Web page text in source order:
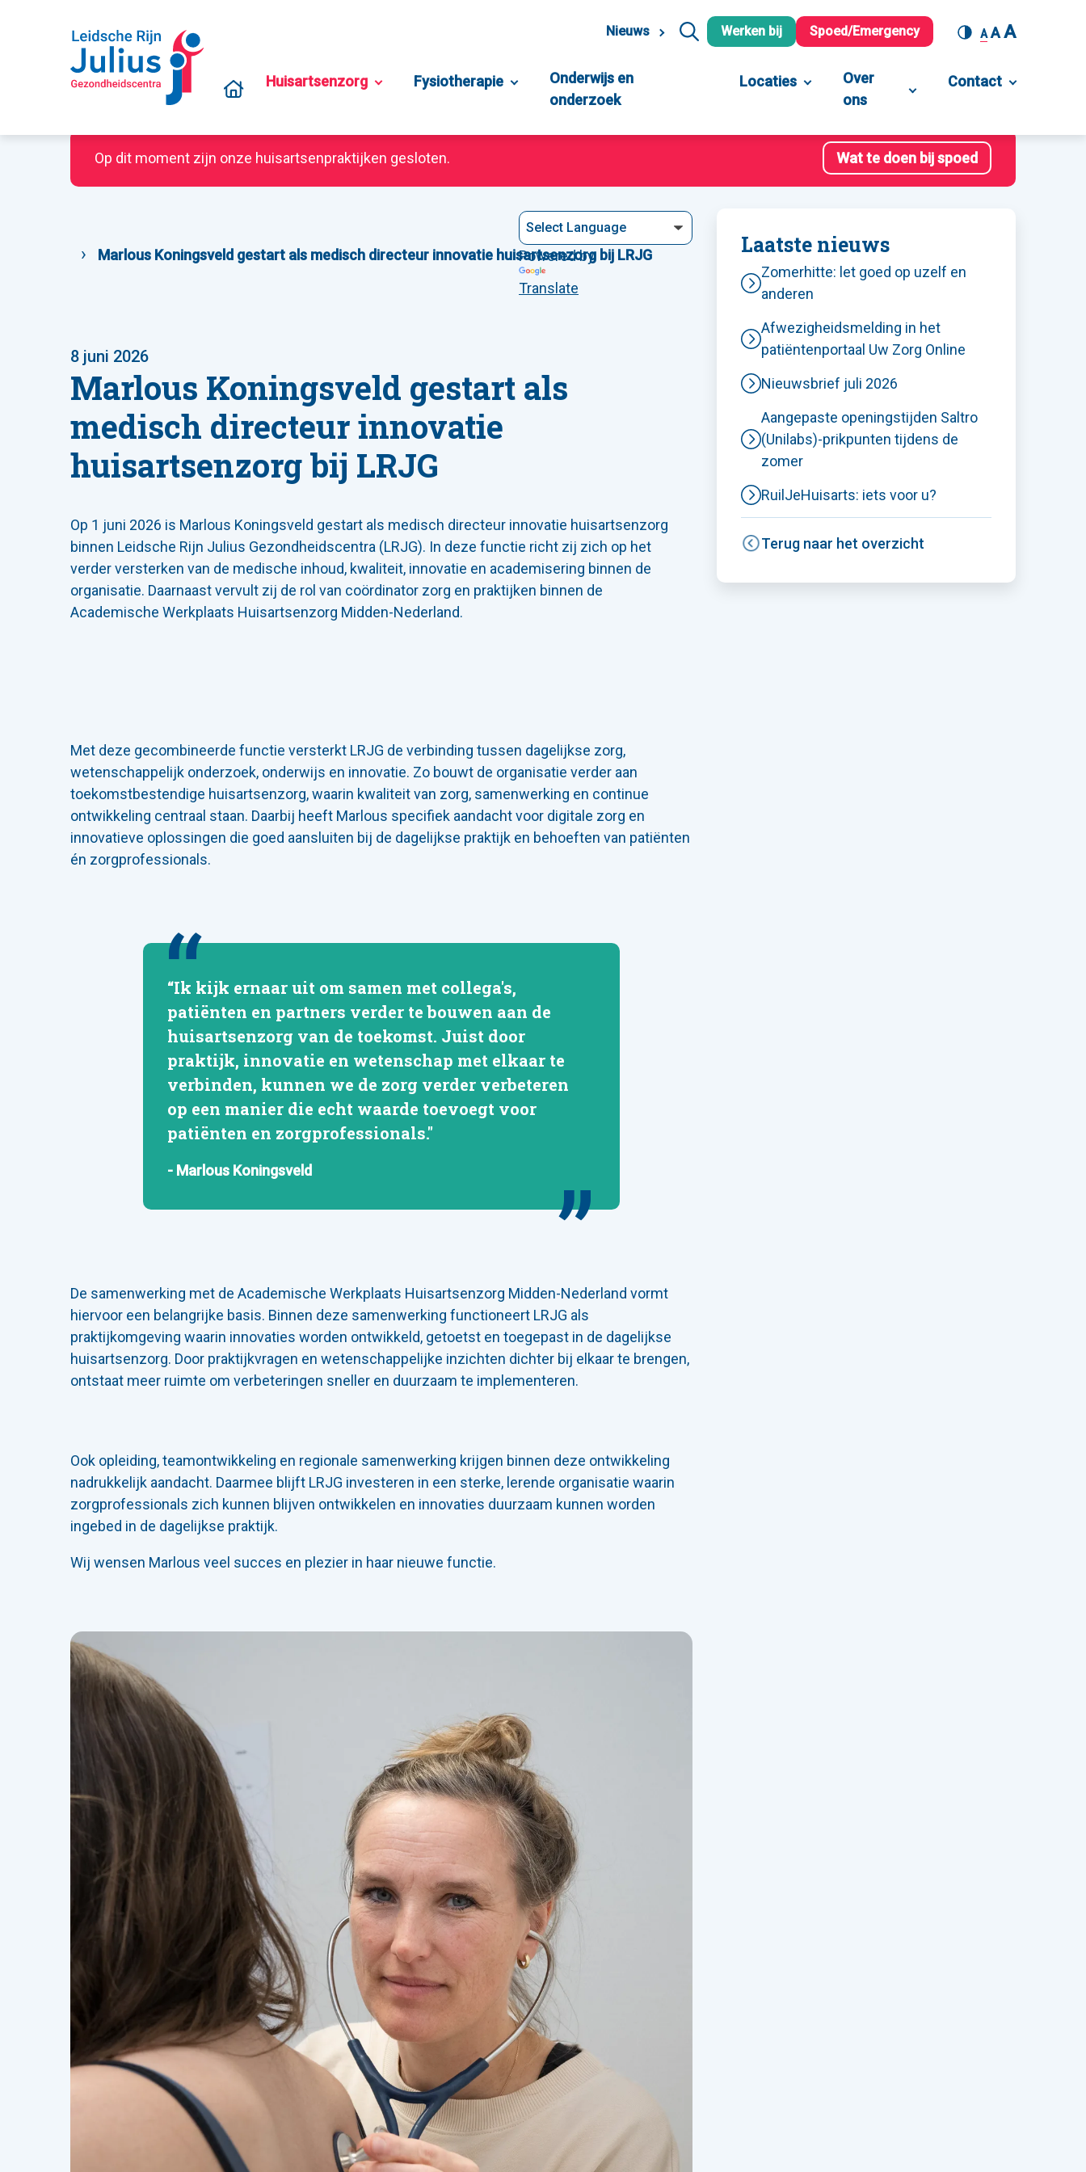
Nieuws Werken bij Spoed/Emergency A AA
Huisartsenzorg Fysiotherapie
Onderwijs en
onderzoek
Locaties
Over
ons
Contact
Op dit moment zijn onze huisartsenpraktijken gesloten. Wat te doen bij spoed
Home Nieuws
Marlous Koningsveld gestart als medisch directeur innovatie huisartsenzorg bij LRJG
Powered by
Translate
Marlous Koningsveld gestart als
medisch directeur innovatie
huisartsenzorg bij LRJG
8 juni 2026
Op 1 juni 2026 is Marlous Koningsveld gestart als medisch directeur innovatie huisartsenzorg
binnen Leidsche Rijn Julius Gezondheidscentra (LRJG). In deze functie richt zij zich op het
verder versterken van de medische inhoud, kwaliteit, innovatie en academisering binnen de
organisatie. Daarnaast vervult zij de rol van coördinator zorg en praktijken binnen de
Academische Werkplaats Huisartsenzorg Midden-Nederland.
Met deze gecombineerde functie versterkt LRJG de verbinding tussen dagelijkse zorg,
wetenschappelijk onderzoek, onderwijs en innovatie. Zo bouwt de organisatie verder aan
toekomstbestendige huisartsenzorg, waarin kwaliteit van zorg, samenwerking en continue
ontwikkeling centraal staan. Daarbij heeft Marlous specifiek aandacht voor digitale zorg en
innovatieve oplossingen die goed aansluiten bij de dagelijkse praktijk en behoeften van patiënten
én zorgprofessionals.
“Ik kijk ernaar uit om samen met collega's,
patiënten en partners verder te bouwen aan de
huisartsenzorg van de toekomst. Juist door
praktijk, innovatie en wetenschap met elkaar te
verbinden, kunnen we de zorg verder verbeteren
op een manier die echt waarde toevoegt voor
patiënten en zorgprofessionals."
- Marlous Koningsveld
De samenwerking met de Academische Werkplaats Huisartsenzorg Midden-Nederland vormt
hiervoor een belangrijke basis. Binnen deze samenwerking functioneert LRJG als
praktijkomgeving waarin innovaties worden ontwikkeld, getoetst en toegepast in de dagelijkse
huisartsenzorg. Door praktijkvragen en wetenschappelijke inzichten dichter bij elkaar te brengen,
ontstaat meer ruimte om verbeteringen sneller en duurzaam te implementeren.
Ook opleiding, teamontwikkeling en regionale samenwerking krijgen binnen deze ontwikkeling
nadrukkelijk aandacht. Daarmee blijft LRJG investeren in een sterke, lerende organisatie waarin
zorgprofessionals zich kunnen blijven ontwikkelen en innovaties duurzaam kunnen worden
ingebed in de dagelijkse praktijk.
Wij wensen Marlous veel succes en plezier in haar nieuwe functie.
Laatste nieuws
Zomerhitte: let goed op uzelf en
anderen
Afwezigheidsmelding in het
patiëntenportaal Uw Zorg Online
Nieuwsbrief juli 2026
Aangepaste openingstijden Saltro
(Unilabs)-prikpunten tijdens de
zomer
RuilJeHuisarts: iets voor u?
Terug naar het overzicht